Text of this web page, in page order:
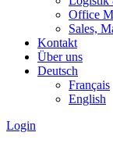
Office
Sales,
Kontakt
Über uns
Deutsch
Français
English
Login